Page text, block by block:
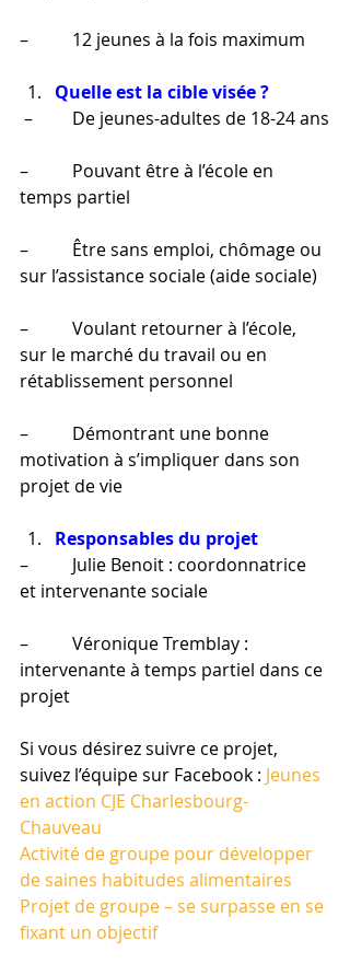
–          12 jeunes à la fois maximum
Quelle est la cible visée ?
–         De jeunes-adultes de 18-24 ans
–          Pouvant être à l’école en
temps partiel
–          Être sans emploi, chômage ou
sur l’assistance sociale (aide sociale)
–          Voulant retourner à l’école,
sur le marché du travail ou en
rétablissement personnel
–          Démontrant une bonne
motivation à s’impliquer dans son
projet de vie
Responsables du projet
–          Julie Benoit : coordonnatrice
et intervenante sociale
–          Véronique Tremblay :
intervenante à temps partiel dans ce
projet
Si vous désirez suivre ce projet,
suivez l’équipe sur Facebook : Jeunes
en action CJE Charlesbourg-
Chauveau
Activité de groupe pour développer
de saines habitudes alimentaires
Projet de groupe – se surpasse en se
fixant un objectif